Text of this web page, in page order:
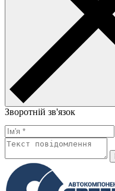
Зворотній зв'язок